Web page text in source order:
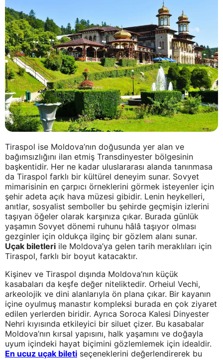
Tiraspol ise Moldova’nın doğusunda yer alan ve
bağımsızlığını ilan etmiş Transdinyester bölgesinin
başkentidir. Her ne kadar uluslararası alanda tanınmasa
da Tiraspol farklı bir kültürel deneyim sunar. Sovyet
mimarisinin en çarpıcı örneklerini görmek isteyenler için
şehir adeta açık hava müzesi gibidir. Lenin heykelleri,
anıtlar, sosyalist semboller bu şehirde geçmişin izlerini
taşıyan öğeler olarak karşınıza çıkar. Burada günlük
yaşamın Sovyet dönemi ruhunu hâlâ taşıyor olması
gezginler için oldukça ilginç bir gözlem alanı sunar.
Uçak biletleri ile Moldova’ya gelen tarih meraklıları için
Tiraspol, farklı bir boyut katacaktır.
Kişinev ve Tiraspol dışında Moldova’nın küçük
kasabaları da keşfe değer niteliktedir. Orheiul Vechi,
arkeolojik ve dini alanlarıyla ön plana çıkar. Bir kayanın
içine oyulmuş manastır kompleksi burada en çok ziyaret
edilen yerlerden biridir. Ayrıca Soroca Kalesi Dinyester
Nehri kıyısında etkileyici bir siluet çizer. Bu kasabalar
Moldova’nın kırsal yapısını, halk yaşamını ve doğayla
uyum içindeki hayat biçimini gözlemlemek için idealdir.
En ucuz uçak bileti seçeneklerini değerlendirerek bu